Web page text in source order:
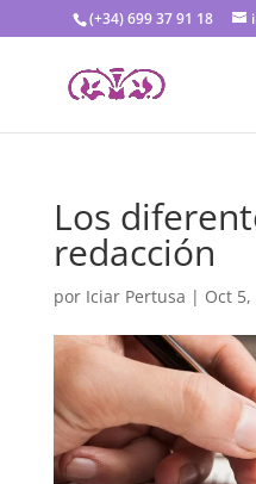
(+34) 699 37 91 18
Los
redacción
por Iciar Pertusa | Oct 5,